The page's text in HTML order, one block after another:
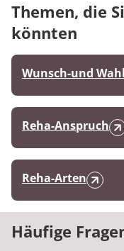
Themen, die
könnten
Wunsch-und
Reha-Anspruch
Reha-Arten
Häufige